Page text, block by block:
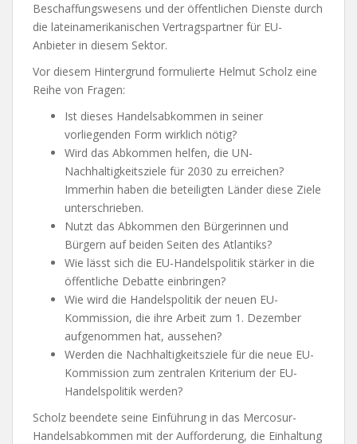
Beschaffungswesens und der öffentlichen Dienste durch
die lateinamerikanischen Vertragspartner für EU-
Anbieter in diesem Sektor.
Vor diesem Hintergrund formulierte Helmut Scholz eine
Reihe von Fragen:
Ist dieses Handelsabkommen in seiner
vorliegenden Form wirklich nötig?
Wird das Abkommen helfen, die UN-
Nachhaltigkeitsziele für 2030 zu erreichen?
Immerhin haben die beteiligten Länder diese Ziele
unterschrieben.
Nutzt das Abkommen den Bürgerinnen und
Bürgern auf beiden Seiten des Atlantiks?
Wie lässt sich die EU-Handelspolitik stärker in die
öffentliche Debatte einbringen?
Wie wird die Handelspolitik der neuen EU-
Kommission, die ihre Arbeit zum 1. Dezember
aufgenommen hat, aussehen?
Werden die Nachhaltigkeitsziele für die neue EU-
Kommission zum zentralen Kriterium der EU-
Handelspolitik werden?
Scholz beendete seine Einführung in das Mercosur-
Handelsabkommen mit der Aufforderung, die Einhaltung